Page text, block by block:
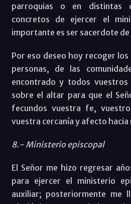
parroquias o en distintas
concretos de ejercer el
importante es ser sacerdote
Por eso deseo hoy recoger
personas, de las
encontrado y todos
sobre el altar para que el
fecundos vuestra fe,
vuestra cercanía y afecto hacia
8.- Ministerio episcopal
El Señor me hizo regresar
para ejercer el ministerio
auxiliar; posteriormente me